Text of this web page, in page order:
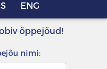
ENG
õppejõud!
nimi: